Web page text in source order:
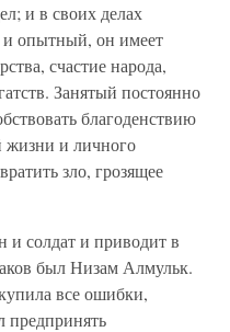
и в своих делах
и опытный, он имеет
счастие народа,
Занятый постоянно
благоденствию
жизни и личного
зло, грозящее
и солдат и приводит в
был Низам Алмульк.
все ошибки,
предпринять